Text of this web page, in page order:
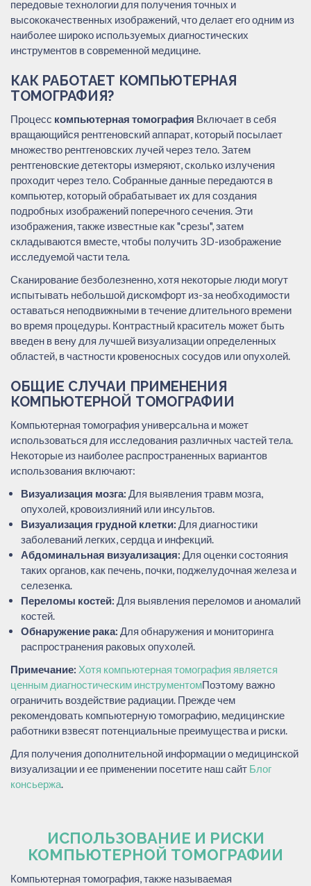
передовые технологии для получения точных и
высококачественных изображений, что делает его одним из
наиболее широко используемых диагностических
инструментов в современной медицине.
КАК РАБОТАЕТ КОМПЬЮТЕРНАЯ
ТОМОГРАФИЯ?
Процесс компьютерная томография Включает в себя
вращающийся рентгеновский аппарат, который посылает
множество рентгеновских лучей через тело. Затем
рентгеновские детекторы измеряют, сколько излучения
проходит через тело. Собранные данные передаются в
компьютер, который обрабатывает их для создания
подробных изображений поперечного сечения. Эти
изображения, также известные как "срезы", затем
складываются вместе, чтобы получить 3D-изображение
исследуемой части тела.
Сканирование безболезненно, хотя некоторые люди могут
испытывать небольшой дискомфорт из-за необходимости
оставаться неподвижными в течение длительного времени
во время процедуры. Контрастный краситель может быть
введен в вену для лучшей визуализации определенных
областей, в частности кровеносных сосудов или опухолей.
ОБЩИЕ СЛУЧАИ ПРИМЕНЕНИЯ
КОМПЬЮТЕРНОЙ ТОМОГРАФИИ
Компьютерная томография универсальна и может
использоваться для исследования различных частей тела.
Некоторые из наиболее распространенных вариантов
использования включают:
Визуализация мозга: Для выявления травм мозга,
опухолей, кровоизлияний или инсультов.
Визуализация грудной клетки: Для диагностики
заболеваний легких, сердца и инфекций.
Абдоминальная визуализация: Для оценки состояния
таких органов, как печень, почки, поджелудочная железа и
селезенка.
Переломы костей: Для выявления переломов и аномалий
костей.
Обнаружение рака: Для обнаружения и мониторинга
распространения раковых опухолей.
Примечание: Хотя компьютерная томография является
ценным диагностическим инструментомПоэтому важно
ограничить воздействие радиации. Прежде чем
рекомендовать компьютерную томографию, медицинские
работники взвесят потенциальные преимущества и риски.
Для получения дополнительной информации о медицинской
визуализации и ее применении посетите наш сайт Блог
консьержа.
ИСПОЛЬЗОВАНИЕ И РИСКИ
КОМПЬЮТЕРНОЙ ТОМОГРАФИИ
Компьютерная томография, также называемая